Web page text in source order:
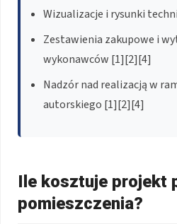
Wizualizacje i rysunki
Zestawienia zakupowe i
wykonawców [1][2][4]
Nadzór nad realizacją w
autorskiego [1][2][4]
Ile kosztuje projekt
pomieszczenia?